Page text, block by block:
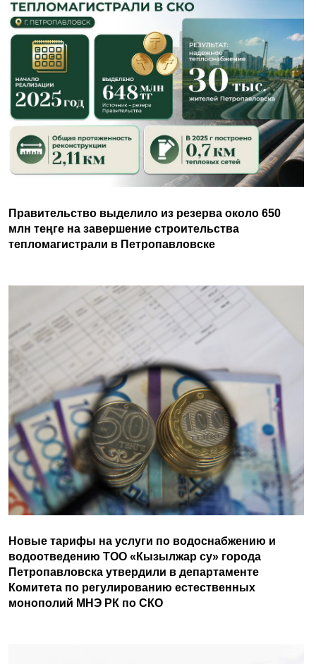
Правительство выделило из резерва около 650
млн теңге на завершение строительства
тепломагистрали в Петропавловске
Новые тарифы на услуги по водоснабжению и
водоотведению ТОО «Кызылжар су» города
Петропавловска утвердили в департаменте
Комитета по регулированию естественных
монополий МНЭ РК по СКО